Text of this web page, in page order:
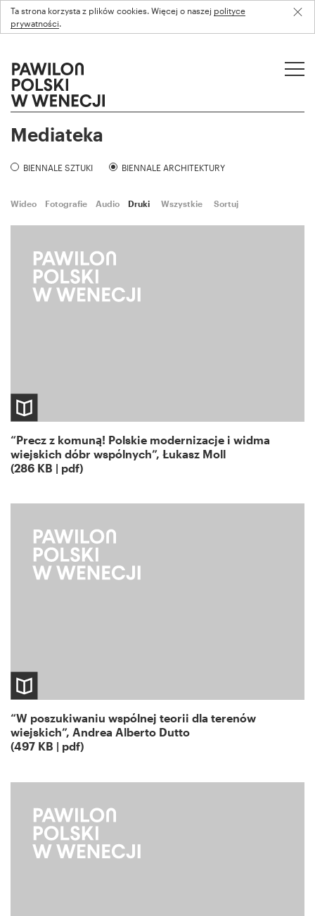
Ta strona korzysta z plików cookies. Więcej o naszej polityce
prywatności.
Mediateka
BIENNALE SZTUKI BIENNALE ARCHITEKTURY
Wideo Fotografie Audio Druki Wszystkie Sortuj
“Precz z komuną! Polskie modernizacje i widma
wiejskich dóbr wspólnych”, Łukasz Moll
(286 KB | pdf)
“W poszukiwaniu wspólnej teorii dla terenów
wiejskich”, Andrea Alberto Dutto
(497 KB | pdf)